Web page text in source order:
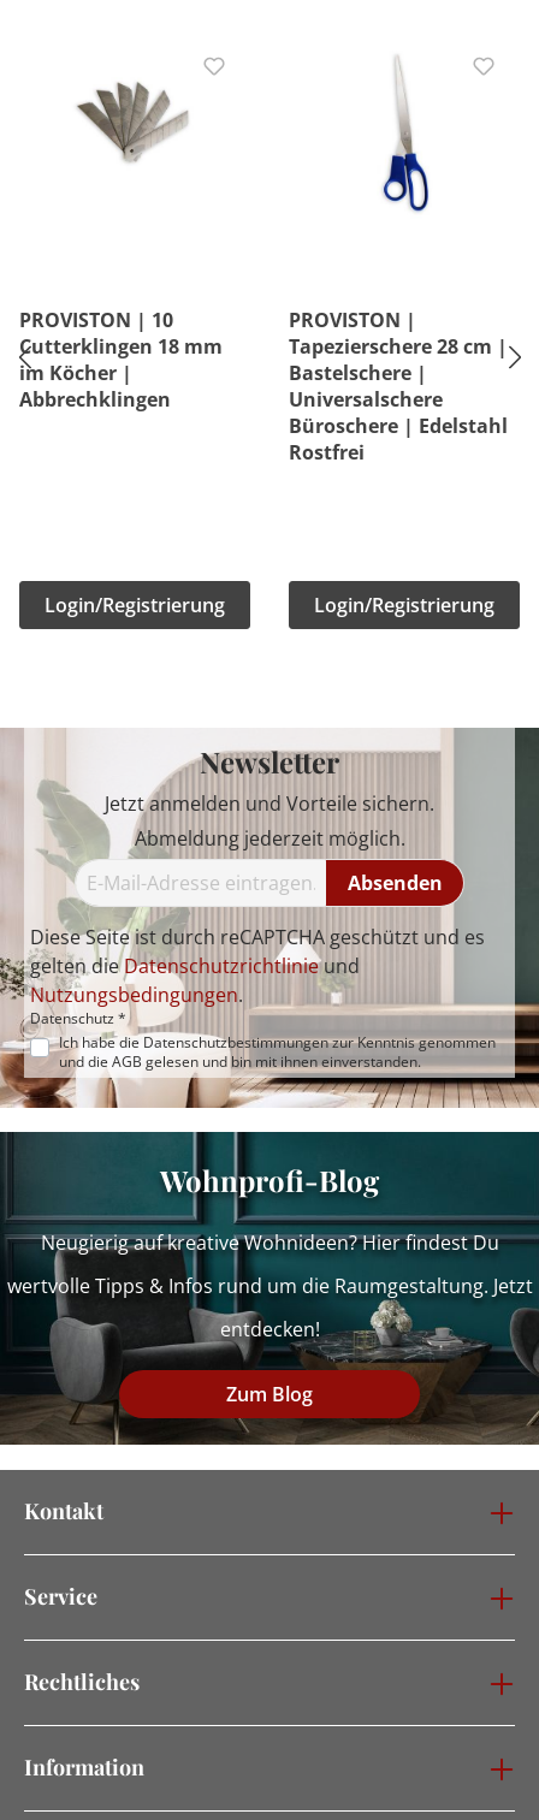
PROVISTON | 10
Cutterklingen 18 mm
im Köcher |
Abbrechklingen
Login/Registrierung
PROVISTON |
Tapezierschere 28 cm |
Bastelschere |
Universalschere
Büroschere | Edelstahl
Rostfrei
Login/Registrierung
Newsletter
Jetzt anmelden und Vorteile sichern.
Abmeldung jederzeit möglich.
Absenden
Diese Seite ist durch reCAPTCHA geschützt und es
gelten dieDatenschutzrichtlinieund
Nutzungsbedingungen.
Datenschutz *
Ich habe die Datenschutzbestimmungenzur Kenntnis genommen
und die AGB gelesen und bin mit ihnen einverstanden.
Wohnprofi-Blog
Neugierig auf kreative Wohnideen? Hier findest Du
wertvolle Tipps & Infos rund um die Raumgestaltung. Jetzt
entdecken!
Zum Blog
Kontakt
Service
Rechtliches
Information